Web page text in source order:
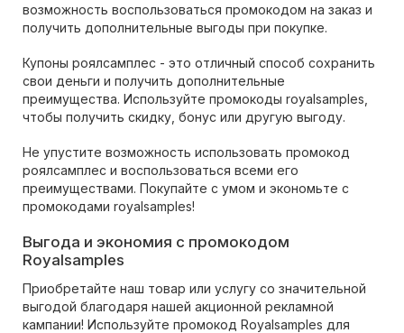
возможность воспользоваться промокодом на заказ и
получить дополнительные выгоды при покупке.
Купоны роялсамплес - это отличный способ сохранить
свои деньги и получить дополнительные
преимущества. Используйте промокоды royalsamples,
чтобы получить скидку, бонус или другую выгоду.
Не упустите возможность использовать промокод
роялсамплес и воспользоваться всеми его
преимуществами. Покупайте с умом и экономьте с
промокодами royalsamples!
Выгода и экономия с промокодом
Royalsamples
Приобретайте наш товар или услугу со значительной
выгодой благодаря нашей акционной рекламной
кампании! Используйте промокод Royalsamples для